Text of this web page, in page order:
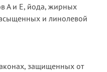
А и Е, йода, жирных
и линолевой
защищенных от